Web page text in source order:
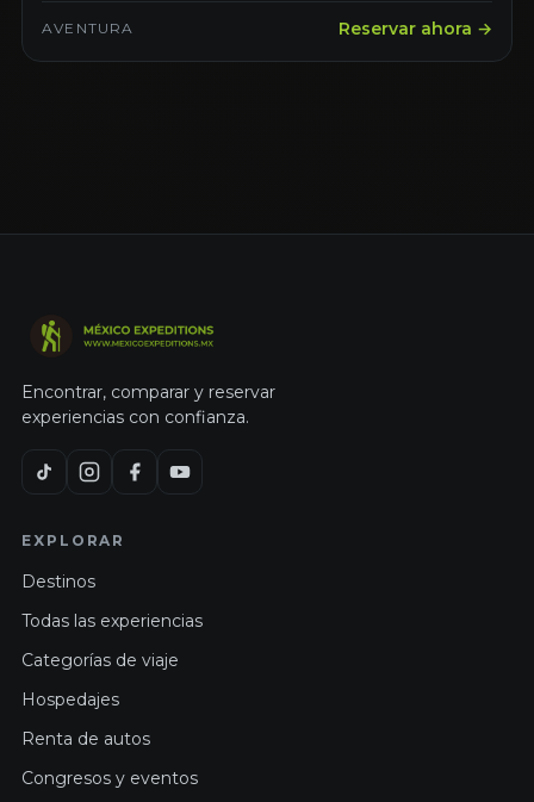
AVENTURA Reservar ahora →
Encontrar, comparar y reservar
experiencias con confianza.
EXPLORAR
Destinos
Todas las experiencias
Categorías de viaje
Hospedajes
Renta de autos
Congresos y eventos